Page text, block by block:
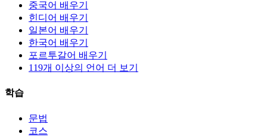
중국어 배우기
힌디어 배우기
일본어 배우기
한국어 배우기
포르투갈어 배우기
119개 이상의 언어 더 보기
학습
문법
코스